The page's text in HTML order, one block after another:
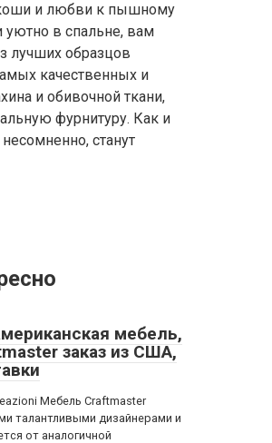
и любви к пышному
уютно в спальне, вам
лучших образцов
качественных и
и обивочной ткани,
фурнитуру. Как и
станут
мебель,
заказ из США,
Мебель Craftmaster
талантливыми дизайнерами и
от аналогичной